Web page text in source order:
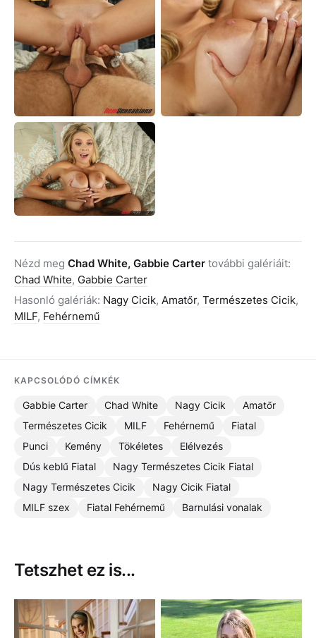
Nézd meg Chad White, Gabbie Carter további galériáit:
Chad White, Gabbie Carter
Hasonló galériák: Nagy Cicik, Amatőr, Természetes Cicik,
MILF, Fehérnemű
KAPCSOLÓDÓ CÍMKÉK
Gabbie Carter Chad White Nagy Cicik
Amatőr
Természetes Cicik
MILF Fehérnemű
Fiatal
Punci
Kemény Tökéletes
Elélvezés
Dús keblű Fiatal
Nagy Természetes Cicik Fiatal
Nagy Természetes Cicik
Nagy Cicik Fiatal
MILF szex
Fiatal Fehérnemű Barnulási vonalak
Tetszhet ez is...